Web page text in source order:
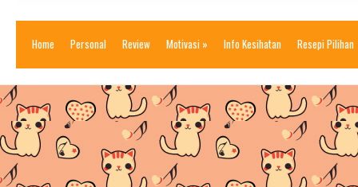
Home Personal Review Motivasi » Info Kesihatan Resepi Pilihan